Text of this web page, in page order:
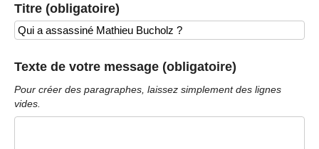
Titre (obligatoire)
Texte de votre message (obligatoire)
Pour créer des paragraphes, laissez simplement des lignes
vides.